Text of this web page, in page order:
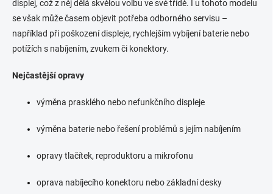
c
í
r
v
ý
p
s
displej, což z něj dělá skvělou volbu ve své třídě. I u tohoto modelu
se však může časem objevit potřeba odborného servisu –
například při poškození displeje, rychlejším vybíjení baterie nebo
potížích s nabíjením, zvukem či konektory.
Nejčastější opravy
výměna prasklého nebo nefunkčního displeje
výměna baterie nebo řešení problémů s jejím nabíjením
opravy tlačítek, reproduktoru a mikrofonu
oprava nabíjecího konektoru nebo základní desky